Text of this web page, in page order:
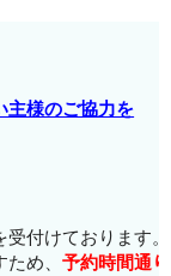
主様のご協力を
付けております。
ため、予約時間通り